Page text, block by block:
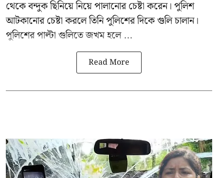
থেকে বন্দুক ছিনিয়ে নিয়ে পালানোর চেষ্টা করেন। পুলিশ
আটকানোর চেষ্টা করলে তিনি পুলিশের দিকে গুলি চালান।
পুলিশের পাল্টা গুলিতে জখম হলে ...
Read More